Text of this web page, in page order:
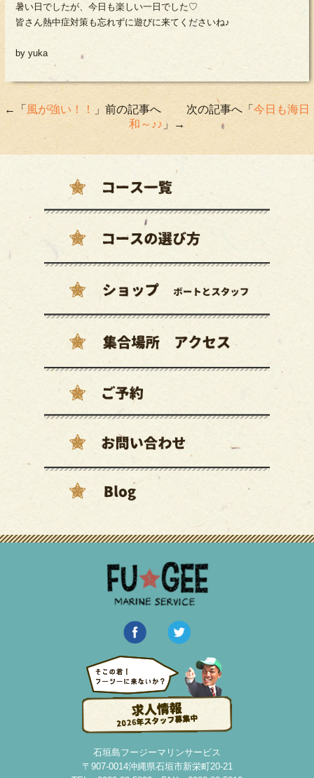
暑い日でしたが、今日も楽しい一日でした♡
皆さん熱中症対策も忘れずに遊びに来てくださいね♪
by yuka
←「 風が強い！！ 」前の記事へ 次の記事へ「 今日も海日
和～♪♪ 」→
石垣島フージーマリンサービス
〒907-0014沖縄県石垣市新栄町20-21